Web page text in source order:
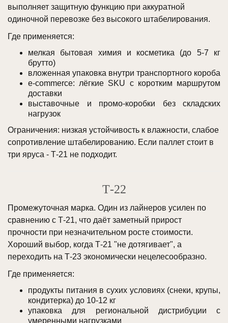
выполняет защитную функцию при аккуратной
одиночной перевозке без высокого штабелирования.
Где применяется:
мелкая бытовая химия и косметика (до 5-7 кг
брутто)
вложенная упаковка внутри транспортного короба
e-commerce: лёгкие SKU с коротким маршрутом
доставки
выставочные и промо-коробки без складских
нагрузок
Ограничения: низкая устойчивость к влажности, слабое
сопротивление штабелированию. Если паллет стоит в
три яруса - Т-21 не подходит.
Т-22
Промежуточная марка. Один из лайнеров усилен по
сравнению с Т-21, что даёт заметный прирост
прочности при незначительном росте стоимости.
Хороший выбор, когда Т-21 "не дотягивает", а
переходить на Т-23 экономически нецелесообразно.
Где применяется:
продукты питания в сухих условиях (снеки, крупы,
кондитерка) до 10-12 кг
упаковка для региональной дистрибуции с
умеренными нагрузками